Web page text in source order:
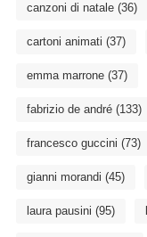
canzoni di natale(36)
cartoni animati (37)
emma marrone(37)
fabrizio de andré(133)
francesco guccini (73)
gianni morandi (45)
laura pausini (95)